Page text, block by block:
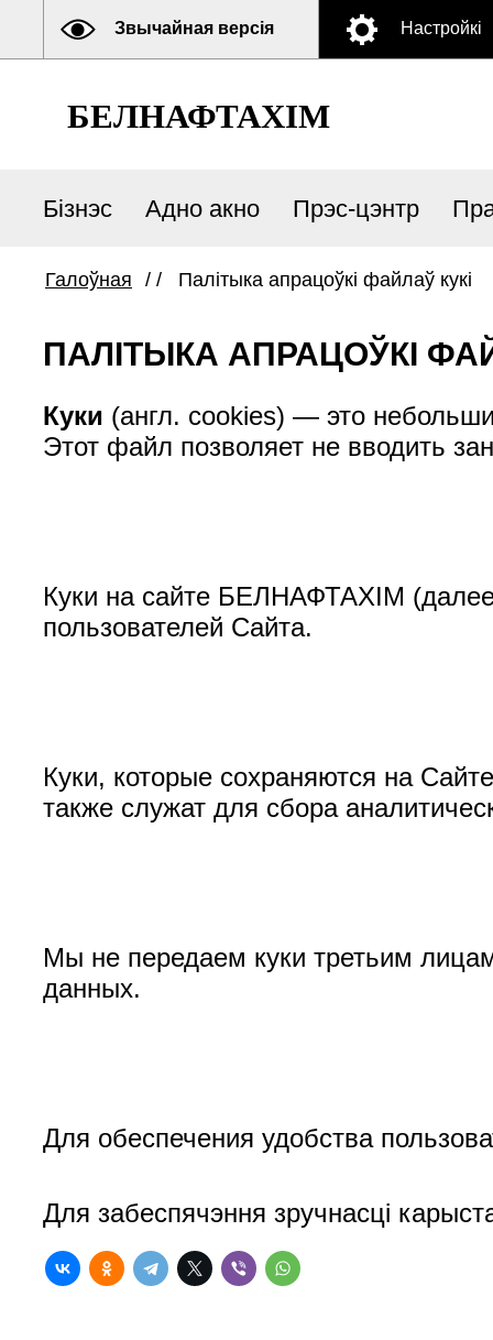
Звычайная версія Настройкі
БЕЛНАФТАХІМ
Бізнэс Адно акно Прэс-цэнтр
Галоўная / / Палітыка апрацоўкі файлаў кукі
ПАЛІТЫКА АПРАЦОЎКІ
Куки (англ. cookies) — это
Этот файл позволяет не вводить
Куки на сайте БЕЛНАФТАХІМ
пользователей Сайта.
Куки, которые сохраняются на
также служат для сбора
Мы не передаем куки третьим
данных.
Для обеспечения удобства
Для забеспячэння зручнасці